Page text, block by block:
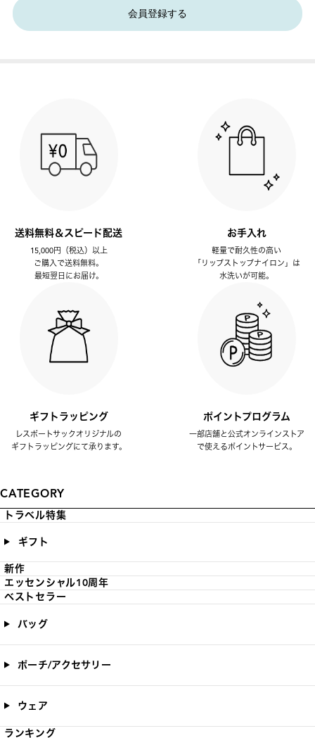
会員登録する
送料無料＆スピード配送
15,000円（税込）以上
ご購入で送料無料。
最短翌日にお届け。
お手入れ
軽量で耐久性の高い
「リップストップナイロン」は
水洗いが可能。
ギフトラッピング
レスポートサックオリジナルの
ギフトラッピングにて承ります。
ポイントプログラム
一部店舗と公式オンラインストア
で使えるポイントサービス。
CATEGORY
トラベル特集
ギフト
新作
エッセンシャル10周年
ベストセラー
バッグ
ポーチ/アクセサリー
ウェア
ランキング